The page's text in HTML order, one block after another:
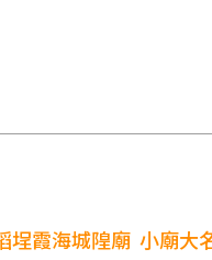
埕霞海城隍廟 小廟大